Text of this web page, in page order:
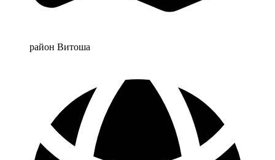
район Витоша